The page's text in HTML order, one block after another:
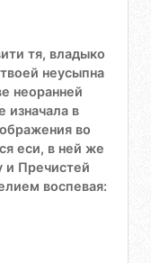
тя, владыко
неусыпна
неоранней
в
во
еси, в ней же
и Пречистей
воспевая: